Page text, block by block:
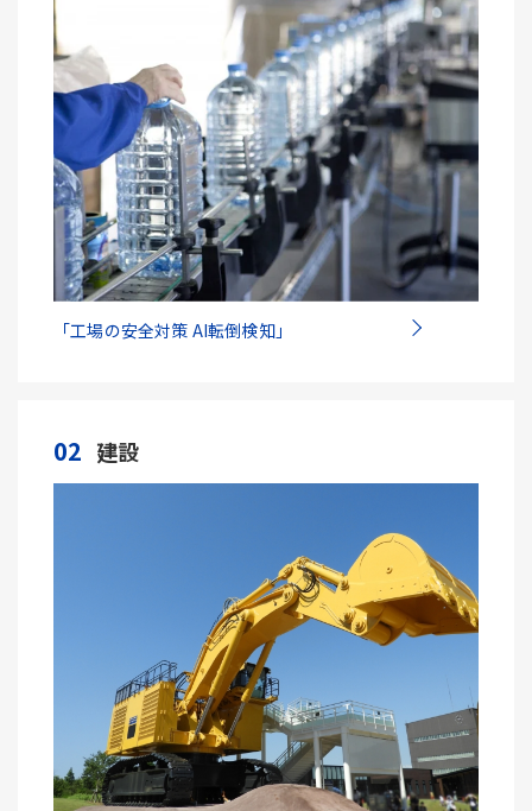
「工場の安全対策 AI転倒検知」
02 建設